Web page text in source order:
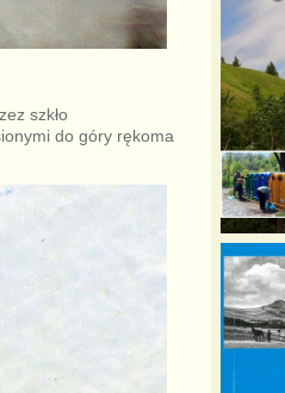
szkło
do góry rękoma